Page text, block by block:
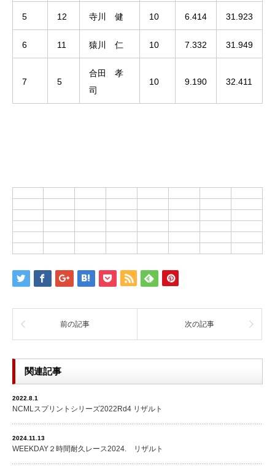
5 12 寺川 健 10 6.414 31.923
6 11 猿川 仁 10 7.332 31.949
7 5
合田 孝
司
10 9.190 32.411
前の記事 次の記事
関連記事
2022.8.1
NCMLスプリントシリーズ2022Rd4 リザルト
2024.11.13
WEEKDAY２時間耐久レース2024. リザルト